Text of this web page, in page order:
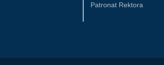
Patronat Rektora